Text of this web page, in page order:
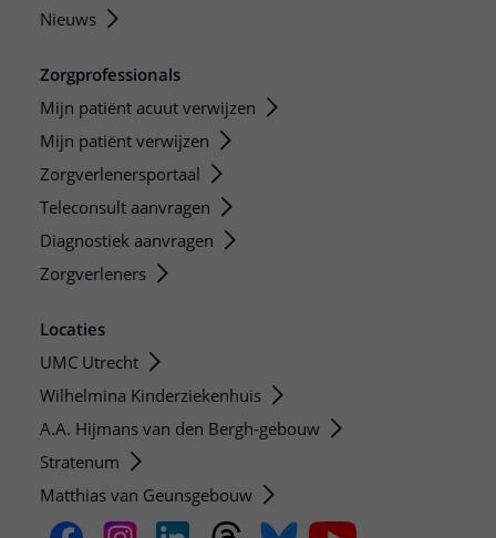
Nieuws
Zorgprofessionals
Mijn patiënt acuut verwijzen
Mijn patiënt verwijzen
Zorgverlenersportaal
Teleconsult aanvragen
Diagnostiek aanvragen
Zorgverleners
Locaties
UMC Utrecht
Wilhelmina Kinderziekenhuis
A.A. Hijmans van den Bergh-gebouw
Stratenum
Matthias van Geunsgebouw